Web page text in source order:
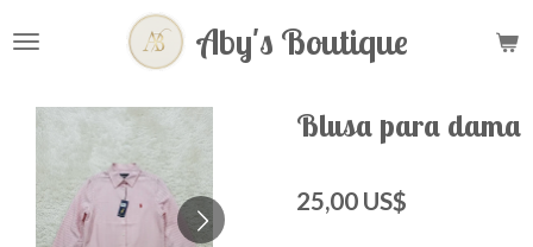
al
principal
Aby's Boutique
Blusa para dama
25,00 US$